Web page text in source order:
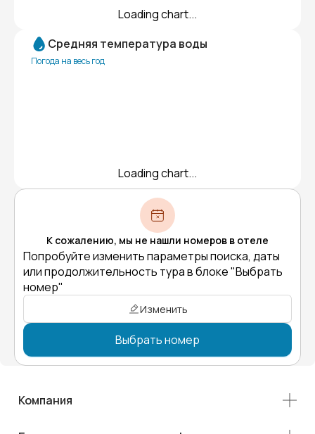
Loading chart...
Средняя температура воды
Погода на весь год
Loading chart...
К сожалению, мы не нашли номеров в отеле
Попробуйте изменить параметры поиска, даты
или продолжительность тура в блоке "Выбрать
номер"
Изменить
Выбрать номер
Компания